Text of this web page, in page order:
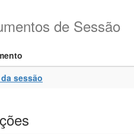
de Sessão
sessão